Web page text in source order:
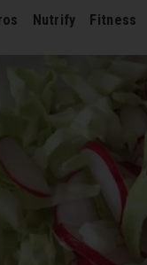
Nutrify Fitness